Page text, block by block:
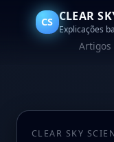
CS CLEAR
Explicações
Artigos
CLEAR SKY